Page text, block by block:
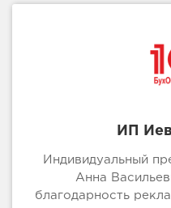
ИП
Индивидуальный
Анна
благодарность